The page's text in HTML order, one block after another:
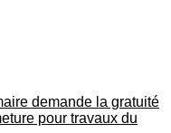
demande la gratuité
pour travaux du